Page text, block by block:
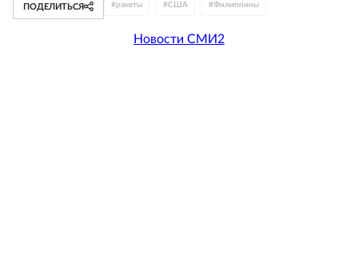
ПОДЕЛИТЬСЯ #ракеты #США #Филиппины
Новости СМИ2